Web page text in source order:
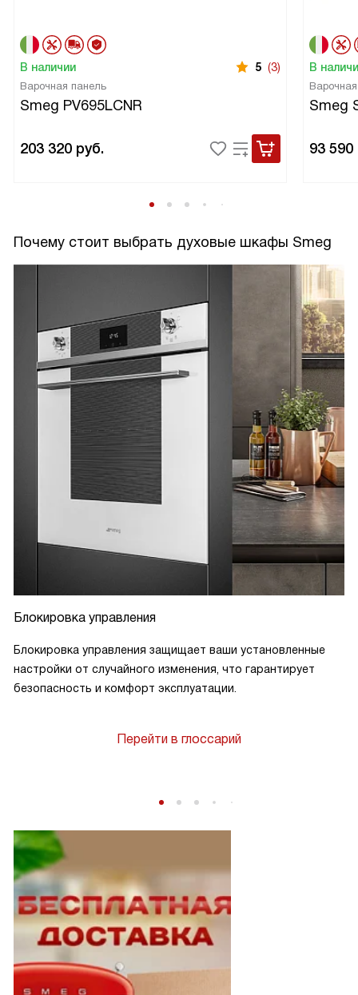
В наличии 5 (3)
Варочная панель
Smeg PV695LCNR
203 320 руб.
В
Smeg
93 590
Почему стоит выбрать духовые шкафы Smeg
Блокировка управления
Блокировка управления защищает ваши установленные
настройки от случайного изменения, что гарантирует
безопасность и комфорт эксплуатации.
Перейти в глоссарий